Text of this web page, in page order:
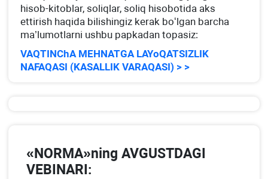
hisob-kitoblar, soliqlar, soliq hisobotida aks
ettirish haqida bilishingiz kerak boʻlgan barcha
ma’lumotlarni ushbu papkadan topasiz:
VAQTINChA MEHNATGA LAYoQATSIZLIK
NAFAQASI (KASALLIK VARAQASI) > >
«NORMA»ning AVGUSTDAGI
VEBINARI: